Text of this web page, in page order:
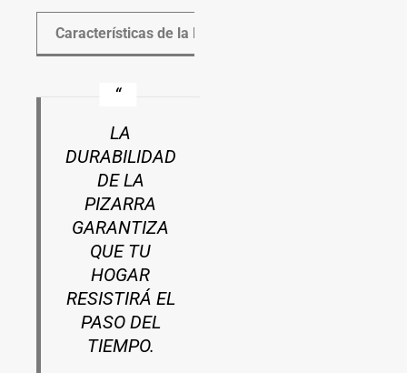
Características de la Pizarra
LA
DURABILIDAD
DE LA
PIZARRA
GARANTIZA
QUE TU
HOGAR
RESISTIRÁ EL
PASO DEL
TIEMPO.